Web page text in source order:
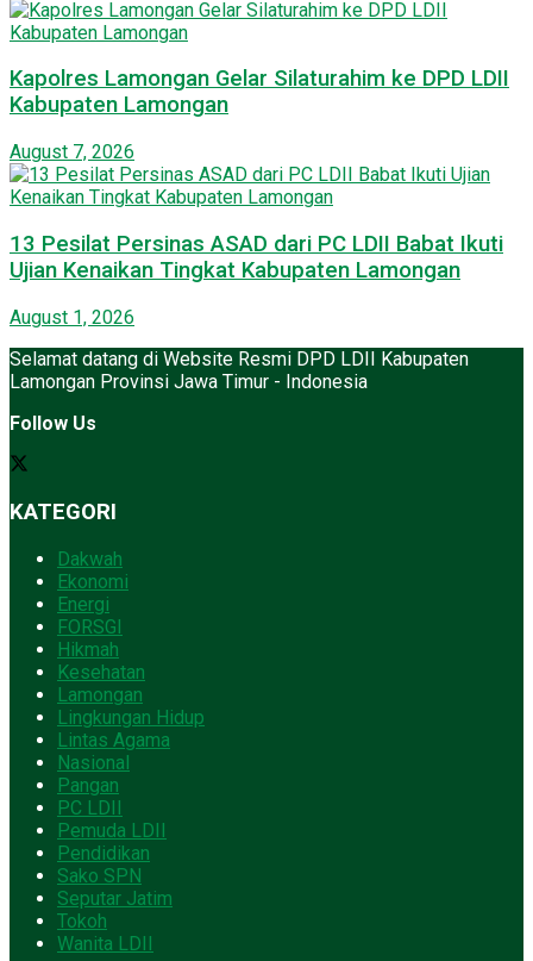
Kapolres Lamongan Gelar Silaturahim ke DPD LDII
Kabupaten Lamongan
August 7, 2026
13 Pesilat Persinas ASAD dari PC LDII Babat Ikuti
Ujian Kenaikan Tingkat Kabupaten Lamongan
August 1, 2026
Selamat datang di Website Resmi DPD LDII Kabupaten
Lamongan Provinsi Jawa Timur - Indonesia
Follow Us
KATEGORI
Dakwah
Ekonomi
Energi
FORSGI
Hikmah
Kesehatan
Lamongan
Lingkungan Hidup
Lintas Agama
Nasional
Pangan
PC LDII
Pemuda LDII
Pendidikan
Sako SPN
Seputar Jatim
Tokoh
Wanita LDII